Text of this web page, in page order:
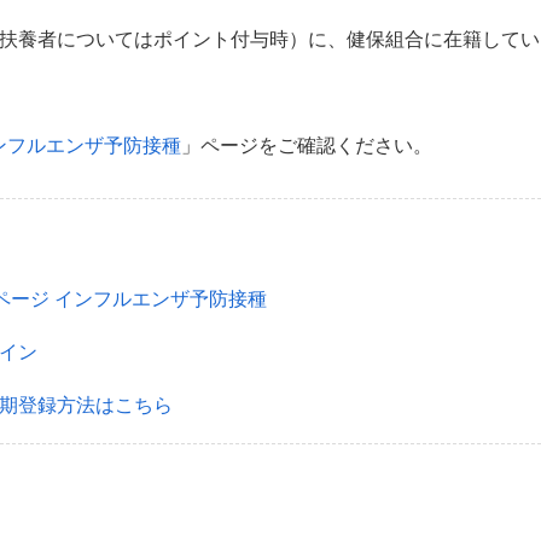
者についてはポイント付与時）に、健保組合に在籍して
フルエンザ予防接種 」ページをご確認ください。
ジ インフルエンザ予防接種
ン
登録方法はこちら